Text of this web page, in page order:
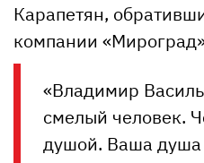
Карапетян,
компании
«Владимир
смелый человек.
душой. Ваша душа